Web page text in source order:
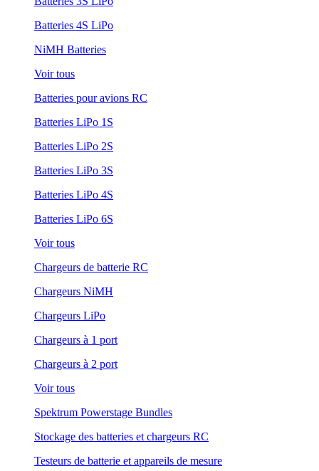
Batteries 4S LiPo
NiMH Batteries
Voir tous
Batteries pour avions RC
Batteries LiPo 1S
Batteries LiPo 2S
Batteries LiPo 3S
Batteries LiPo 4S
Batteries LiPo 6S
Voir tous
Chargeurs de batterie RC
Chargeurs NiMH
Chargeurs LiPo
Chargeurs à 1 port
Chargeurs à 2 port
Voir tous
Spektrum Powerstage Bundles
Stockage des batteries et chargeurs RC
Testeurs de batterie et appareils de mesure